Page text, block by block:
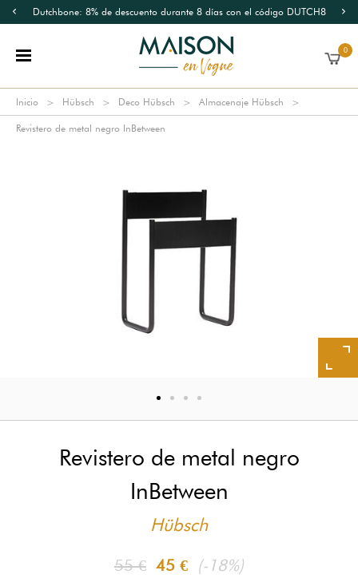
Dutchbone: 8% de descuento durante 8 días con el código DUTCH8
0
Inicio Hübsch Deco Hübsch Almacenaje Hübsch
Revistero de metal negro InBetween
Revistero de metal negro
InBetween
Hübsch
55 € 45 € (-18%)